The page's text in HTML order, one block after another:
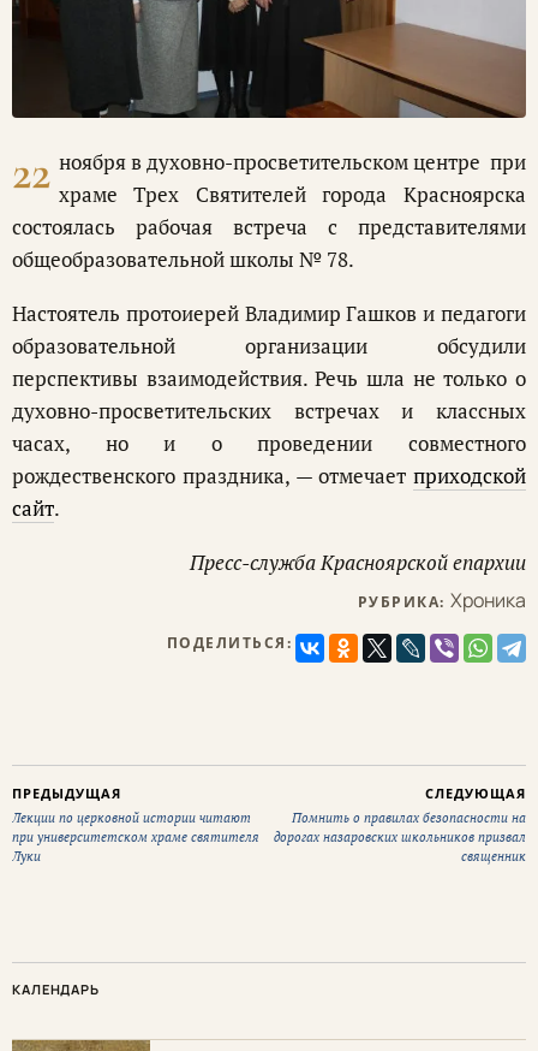
22 ноября в духовно-просветительском центре при
храме Трех Святителей города Красноярска
состоялась рабочая встреча с представителями
общеобразовательной школы № 78.
Настоятель протоиерей Владимир Гашков и педагоги
образовательной организации обсудили
перспективы взаимодействия. Речь шла не только о
духовно-просветительских встречах и классных
часах, но и о проведении совместного
рождественского праздника, — отмечает приходской
сайт.
Пресс-служба Красноярской епархии
РУБРИКА: Хроника
ПОДЕЛИТЬСЯ:
ПРЕДЫДУЩАЯ
Лекции по церковной истории читают
при университетском храме святителя
Луки
СЛЕДУЮЩАЯ
Помнить о правилах безопасности на
дорогах назаровских школьников призвал
священник
КАЛЕНДАРЬ